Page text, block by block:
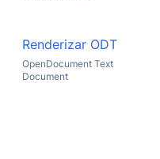
Renderizar ODT
OpenDocument Text
Document